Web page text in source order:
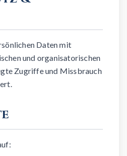
Daten mit
und organisatorischen
Zugriffe und Missbrauch